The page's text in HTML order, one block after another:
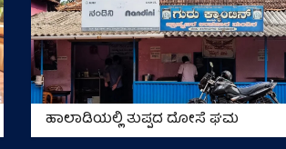
ಹಾಲಾಡಿಯಲ್ಲಿ ತುಪ್ಪದ ದೋಸೆ ಘಮ